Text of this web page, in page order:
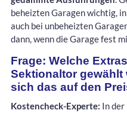
beheizten Garagen wichtig,
auch bei unbeheizten
dann, wenn die Garage fest
Frage: Welche
Sektionaltor
sich das auf den
Kostencheck-Experte: In der